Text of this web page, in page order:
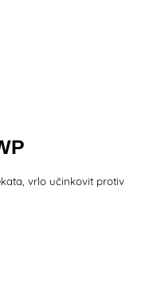
vrlo učinkovit protiv